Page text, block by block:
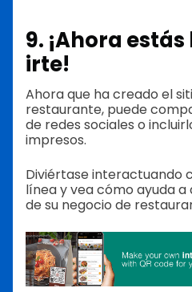
9. ¡Ahora
irte!
Ahora que ha creado el
restaurante, puede
de redes sociales o
impresos.
Diviértase interactuando
línea y vea cómo ayuda
de su negocio de